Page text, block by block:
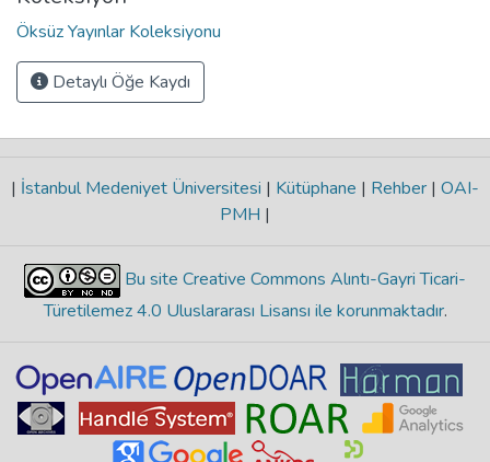
Öksüz Yayınlar Koleksiyonu
Detaylı Öğe Kaydı
| İstanbul Medeniyet Üniversitesi | Kütüphane | Rehber | OAI-
PMH |
Bu site Creative Commons Alıntı-Gayri Ticari-
Türetilemez 4.0 Uluslararası Lisansı ile korunmaktadır.